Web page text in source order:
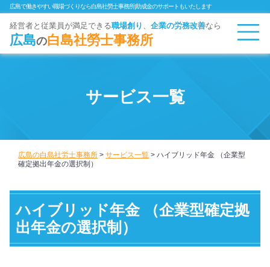
広島で働きやすい職場づくりなら白島社勞士事務所|助成金のサポートもいたします
経営者と従業員が満足できる職場創り 企業の労務改善なら
広島の白島社勞士事務所
サービス一覧
広島の白島社労士事務所 >サービス一覧 >ハイブリッド年金 （企業型
確定拠出年金の選択制）
ハイブリッド年金 （企業型確定拠
出年金の選択制）